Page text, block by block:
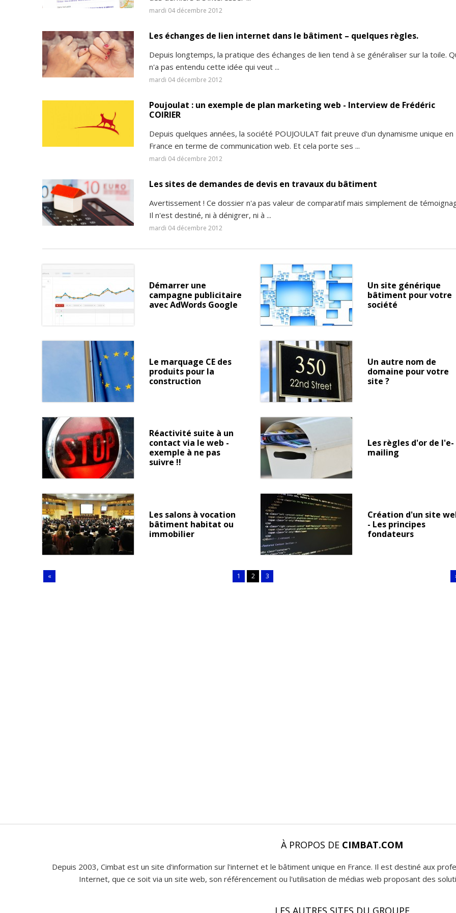
mardi 04 décembre 2012
Les échanges de lien internet dans le bâtiment – quelques règles.
Depuis longtemps, la pratique des échanges de lien tend à se généraliser sur la toile.
n'a pas entendu cette idée qui veut ...
mardi 04 décembre 2012
Poujoulat : un exemple de plan marketing web - Interview de Frédéric
COIRIER
Depuis quelques années, la société POUJOULAT fait preuve d'un dynamisme unique en
France en terme de communication web. Et cela porte ses ...
mardi 04 décembre 2012
Les sites de demandes de devis en travaux du bâtiment
Avertissement ! Ce dossier n'a pas valeur de comparatif mais simplement de
Il n'est destiné, ni à dénigrer, ni à ...
mardi 04 décembre 2012
Démarrer une
campagne publicitaire
avec AdWords Google
Un site générique
bâtiment pour votre
société
Le marquage CE des
produits pour la
construction
Un autre nom de
domaine pour votre
site ?
Réactivité suite à un
contact via le web -
exemple à ne pas
suivre !!
Les règles d'or de l'e-
mailing
Les salons à vocation
bâtiment habitat ou
immobilier
Création d'un site
- Les principes
fondateurs
« 1 2 3
À PROPOS DE CIMBAT.COM
Depuis 2003, Cimbat est un site d'information sur l'internet et le bâtiment unique en France. Il est destiné aux
Internet, que ce soit via un site web, son référencement ou l'utilisation de médias web proposant des
LES AUTRES SITES DU GROUPE